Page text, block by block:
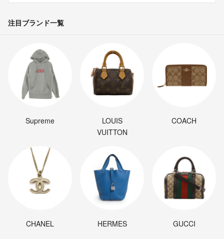
注目ブランド一覧
Supreme
LOUIS
VUITTON
COACH
CHANEL HERMES GUCCI